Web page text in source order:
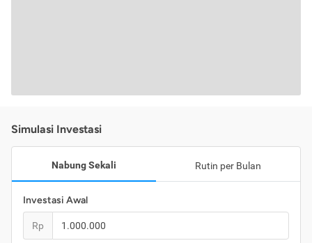
Simulasi Investasi
Nabung Sekali Rutin per Bulan
Investasi Awal
Rp